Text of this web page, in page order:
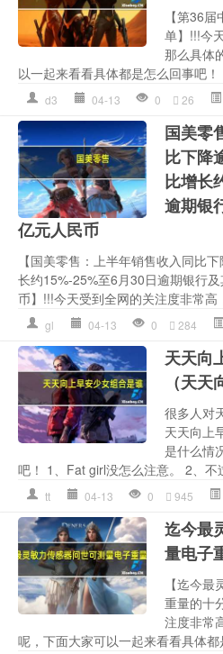
【第36
单】!!!今
那么具体
以一起来看看具体都是怎么回事吧
d3 04-13 0 26
国美零
比下降
比增长
逾期银
亿元人民币
【国美零售：上半年销售收入同比
长约15%-25%至6月30日逾期银行
币】!!!今天受到全网的关注度非常高
gl 04-13 0 284
天天向
（天天
很多人对
天天向上
是什么情
吧！ 1、Fat girl没怎么注意。 2、不
tt 04-13 0 945
迄今最
量电子
【迄今
重量的十
注度非常
呢，下面大家可以一起来看看具体